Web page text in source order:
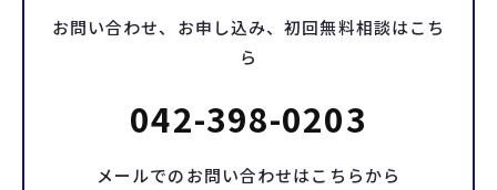
お問い合わせ、お申し込み、初回無料相談はこち
ら
042-398-0203
メールでのお問い合わせはこちらから